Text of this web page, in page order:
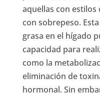
aquellas con estilos
con sobrepeso.
grasa en el hígado
capacidad para
como la
eliminación de
hormonal. Sin